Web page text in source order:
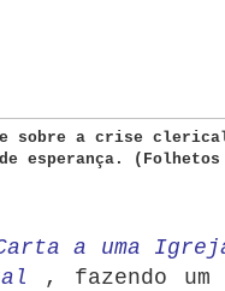
sobre a crise
esperança.
a uma
, fazendo